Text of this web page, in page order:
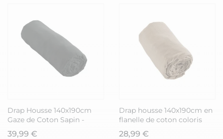
Drap Housse 140x190cm
Gaze de Coton Sapin -
OUREA
39,99 €
Drap housse 140x190cm en
flanelle de coton coloris
Ficelle - HEDDA
28,99 €